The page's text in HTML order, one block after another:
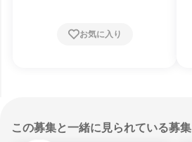
お気に入り
この募集と一緒に見られている募集